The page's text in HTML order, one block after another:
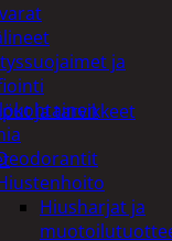
ja
Hiusharjat ja
ja tarvikkeet